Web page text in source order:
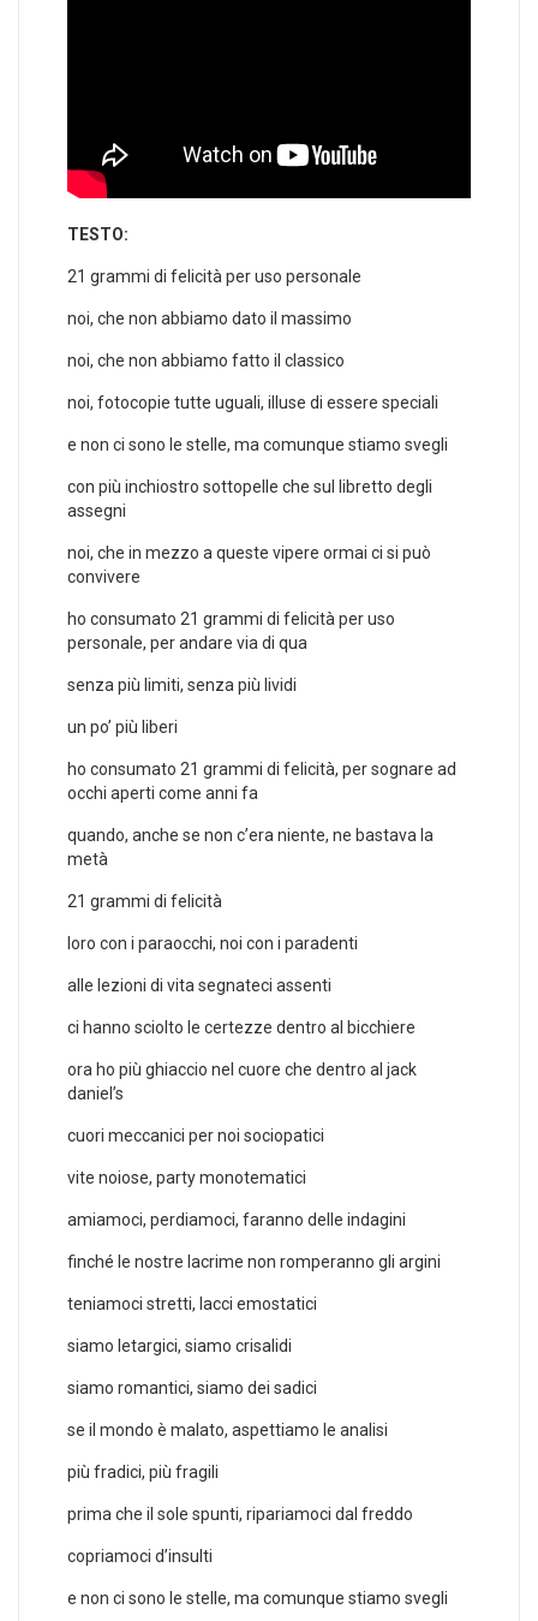
TESTO:
21 grammi di felicità per uso personale
noi, che non abbiamo dato il massimo
noi, che non abbiamo fatto il classico
noi, fotocopie tutte uguali, illuse di essere speciali
e non ci sono le stelle, ma comunque stiamo svegli
con più inchiostro sottopelle che sul libretto degli
assegni
noi, che in mezzo a queste vipere ormai ci si può
convivere
ho consumato 21 grammi di felicità per uso
personale, per andare via di qua
senza più limiti, senza più lividi
un po’ più liberi
ho consumato 21 grammi di felicità, per sognare ad
occhi aperti come anni fa
quando, anche se non c’era niente, ne bastava la
metà
21 grammi di felicità
loro con i paraocchi, noi con i paradenti
alle lezioni di vita segnateci assenti
ci hanno sciolto le certezze dentro al bicchiere
ora ho più ghiaccio nel cuore che dentro al jack
daniel’s
cuori meccanici per noi sociopatici
vite noiose, party monotematici
amiamoci, perdiamoci, faranno delle indagini
finché le nostre lacrime non romperanno gli argini
teniamoci stretti, lacci emostatici
siamo letargici, siamo crisalidi
siamo romantici, siamo dei sadici
se il mondo è malato, aspettiamo le analisi
più fradici, più fragili
prima che il sole spunti, ripariamoci dal freddo
copriamoci d’insulti
e non ci sono le stelle, ma comunque stiamo svegli